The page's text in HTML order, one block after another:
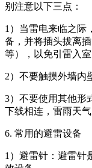
别注意以下三点：
1）当雷电来临之际
备，并将插头拔离
等），以免引雷入室
2）不要触摸外墙内
3）不要使用其他形
下线相连，雷雨天
6. 常用的避雷设备
1）避雷针：避雷针